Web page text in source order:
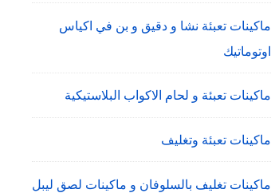
ماكينات تعبئة نشا و دقيق و بن في اكياس
اوتوماتيك
ماكينات تعبئة و لحام الاكواب البلاستيكية
ماكينات تعبئة وتغليف
ماكينات تغليف بالسلوفان و ماكينات لصق ليبل